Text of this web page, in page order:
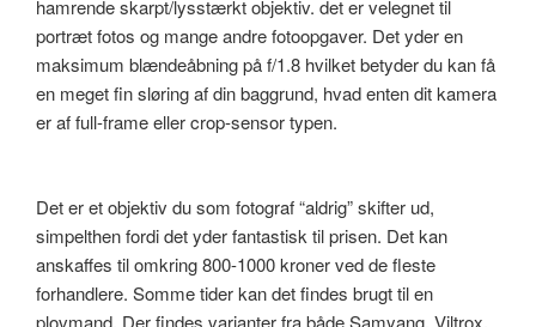
hamrende skarpt/lysstærkt objektiv. det er velegnet til
portræt fotos og mange andre fotoopgaver. Det yder en
maksimum blændeåbning på f/1.8 hvilket betyder du kan få
en meget fin sløring af din baggrund, hvad enten dit kamera
er af full-frame eller crop-sensor typen.
Det er et objektiv du som fotograf “aldrig” skifter ud,
simpelthen fordi det yder fantastisk til prisen. Det kan
anskaffes til omkring 800-1000 kroner ved de fleste
forhandlere. Somme tider kan det findes brugt til en
plovmand. Der findes varianter fra både Samyang, Viltrox,